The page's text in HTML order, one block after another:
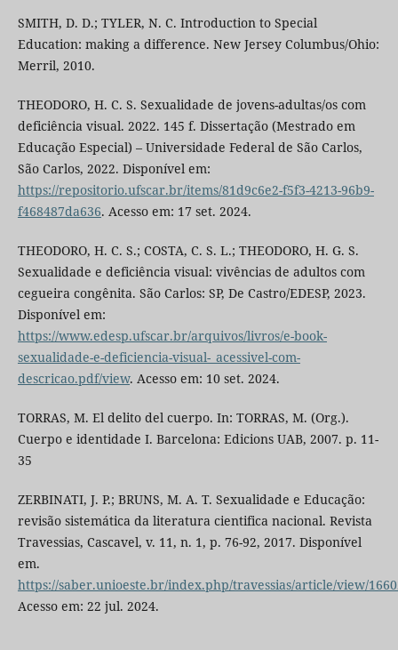
SMITH, D. D.; TYLER, N. C. Introduction to Special
Education: making a difference. New Jersey Columbus/Ohio:
Merril, 2010.
THEODORO, H. C. S. Sexualidade de jovens-adultas/os com
deficiência visual. 2022. 145 f. Dissertação (Mestrado em
Educação Especial) – Universidade Federal de São Carlos,
São Carlos, 2022. Disponível em:
https://repositorio.ufscar.br/items/81d9c6e2-f5f3-4213-96b9-
f468487da636. Acesso em: 17 set. 2024.
THEODORO, H. C. S.; COSTA, C. S. L.; THEODORO, H. G. S.
Sexualidade e deficiência visual: vivências de adultos com
cegueira congênita. São Carlos: SP, De Castro/EDESP, 2023.
Disponível em:
https://www.edesp.ufscar.br/arquivos/livros/e-book-
sexualidade-e-deficiencia-visual-_acessivel-com-
descricao.pdf/view. Acesso em: 10 set. 2024.
TORRAS, M. El delito del cuerpo. In: TORRAS, M. (Org.).
Cuerpo e identidade I. Barcelona: Edicions UAB, 2007. p. 11-
35
ZERBINATI, J. P.; BRUNS, M. A. T. Sexualidade e Educação:
revisão sistemática da literatura cientifica nacional. Revista
Travessias, Cascavel, v. 11, n. 1, p. 76-92, 2017. Disponível
em.
https://saber.unioeste.br/index.php/travessias/article/view/
Acesso em: 22 jul. 2024.